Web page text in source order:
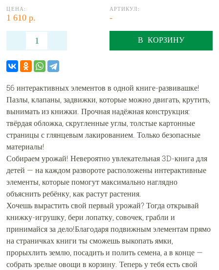
ЦЕНА:
1 610 р.
АРТИКУЛ:
-
В КОРЗИНУ
56 интерактивных элементов в одной книге-развивашке!
Пазлы, клапаны, задвижки, которые можно двигать, крутить,
вынимать из книжки. Прочная надёжная конструкция:
твёрдая обложка, скругленные углы, толстые картонные
страницы с глянцевым лакированием. Только безопасные
материалы!
Собираем урожай! Невероятно увлекательная 3D-книга для
детей — на каждом развороте расположены интерактивные
элементы, которые помогут максимально наглядно
объяснить ребёнку, как растут растения.
Хочешь вырастить свой первый урожай? Тогда открывай
книжку-игрушку, бери лопатку, совочек, грабли и
принимайся за дело!Благодаря подвижным элементам прямо
на страничках книги ты сможешь выкопать ямки,
прорыхлить землю, посадить и полить семена, а в конце —
собрать зрелые овощи в корзину. Теперь у тебя есть свой